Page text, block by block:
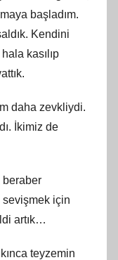
başladım.
Kendini
kasılıp
daha zevkliydi.
İkimiz de
beraber
sevişmek için
artık…
teyzemin